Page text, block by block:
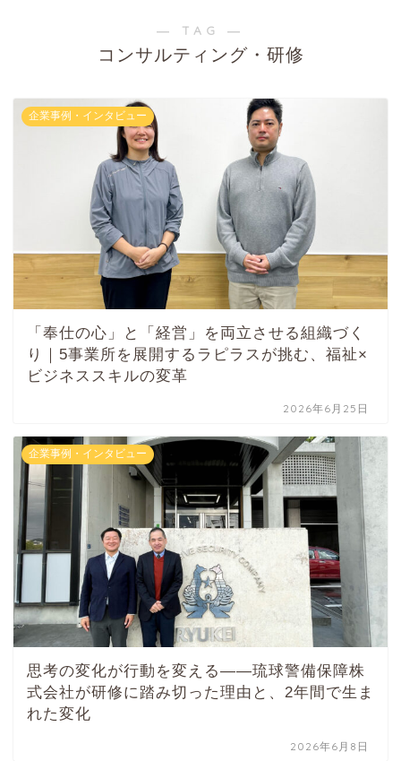
― TAG ―
コンサルティング・研修
企業事例・インタビュー
「奉仕の心」と「経営」を両立させる組織づく
り｜5事業所を展開するラピラスが挑む、福祉×
ビジネススキルの変革
2026年6月25日
企業事例・インタビュー
思考の変化が行動を変える——琉球警備保障株
式会社が研修に踏み切った理由と、2年間で生ま
れた変化
2026年6月8日